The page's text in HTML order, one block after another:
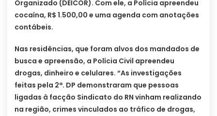
Organizado (DEICOR). Com ele, a Polícia apreendeu
cocaína, R$ 1.500,00 e uma agenda com anotações
contábeis.
Nas residências, que foram alvos dos mandados de
busca e apreensão, a Polícia Civil apreendeu
drogas, dinheiro e celulares. “As investigações
feitas pela 2ª. DP demonstraram que pessoas
ligadas à facção Sindicato do RN vinham realizando
na região, crimes vinculados ao tráfico de drogas,